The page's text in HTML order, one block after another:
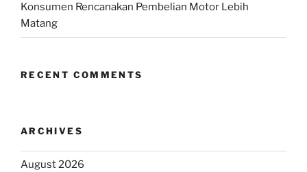
Konsumen Rencanakan Pembelian Motor Lebih
Matang
RECENT COMMENTS
ARCHIVES
August 2026